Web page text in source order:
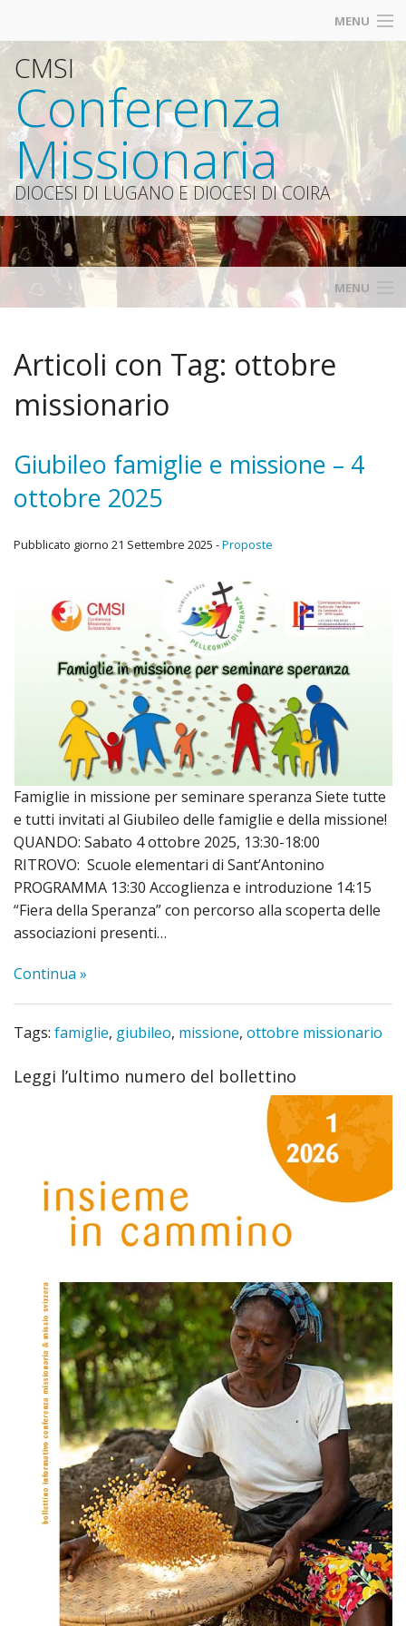
MENU
Contatti
Iscrizioni
Diocesi Lugano
Catt
Siti amici
CMSI
Conferenza
Missionaria
DIOCESI DI LUGANO E DIOCESI DI COIRA
MENU
Calendario
Diario Missionario
Attività
Archivio bollettini
Cose dell’altro mondo
Articoli con Tag: ottobre
missionario
Giubileo famiglie e missione – 4
ottobre 2025
Pubblicato giorno 21 Settembre 2025 -Proposte
Famiglie in missione per seminare speranza Siete tutte
e tutti invitati al Giubileo delle famiglie e della missione!
QUANDO: Sabato 4 ottobre 2025, 13:30-18:00
RITROVO: Scuole elementari di Sant’Antonino
PROGRAMMA 13:30 Accoglienza e introduzione 14:15
“Fiera della Speranza” con percorso alla scoperta delle
associazioni presenti…
Continua »
Tags: famiglie, giubileo, missione, ottobre missionario
Leggi l’ultimo numero del bollettino